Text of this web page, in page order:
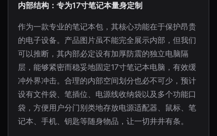
内部结构：专为17寸笔记本量身定制
作为一款专业的笔记本包，其核心功能在于保护昂贵
的电子设备。产品图片虽不能完全展示内部，但我们
可以推断，其内部必定设有加厚防震的独立电脑隔
层，能够紧密而稳妥地固定17寸笔记本电脑，有效缓
冲外界冲击。合理的内部空间划分也必不可少，预计
设有文件袋、笔插位、电源线收纳袋以及多个功能口
袋，方便用户分门别类地存放电源适配器、鼠标、笔
记本、手机、钥匙等随身物品，让一切井井有条。